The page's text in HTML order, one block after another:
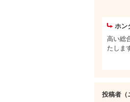
ホン
高い総
たしま
投稿者（